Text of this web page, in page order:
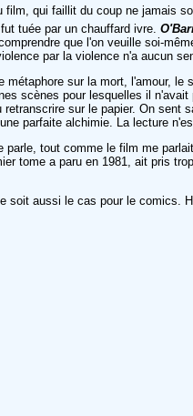
qui faillit du coup ne jamais
tuée par un chauffard ivre.
que l'on veuille soi-
par la violence n'a aucun
sur la mort, l'amour, le
scènes pour lesquelles il
sur le papier. On
parfaite alchimie. La lecture
parle, tout comme le film me
tome a paru en 1981, ait pris
soit aussi le cas pour le comics.